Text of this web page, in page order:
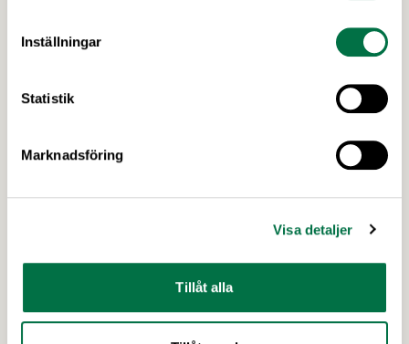
Inställningar
Statistik
Marknadsföring
Visa detaljer
Tillåt alla
för bransch- och arbetsgivarorganisationen
Livsmedelsföretagen. Patrick efterträder Sofie
Senaste nytt